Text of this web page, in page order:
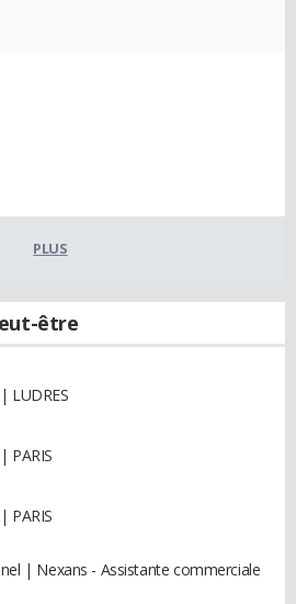
PLUS
être
LUDRES
PARIS
PARIS
| Nexans - Assistante commerciale